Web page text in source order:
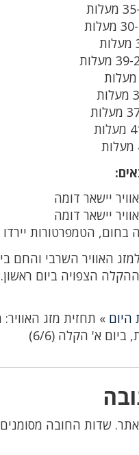
יישאר דומה
יישאר דומה
בחום, הטמפרטורות יירדו
האוויר השרבי והחם
הצפויה ביום ראשון.
היום » תחזית מזג האוויר:
א' הקלה (6/6)
שדות החובה מסומנים